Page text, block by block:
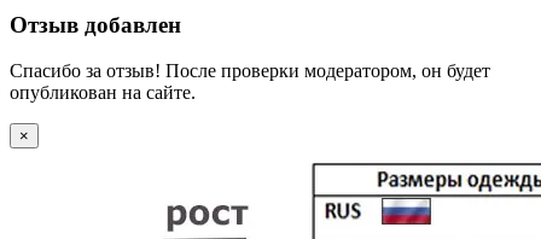
Отзыв добавлен
Спасибо за отзыв! После проверки модератором, он будет
опубликован на сайте.
×